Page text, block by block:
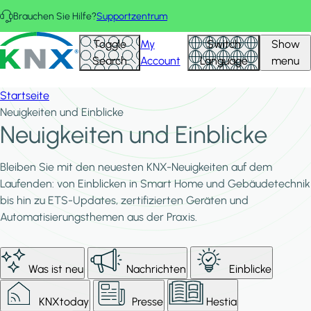
Direkt zum Inhalt
Brauchen Sie Hilfe?Supportzentrum
KNX - Homepage Toggle
Search
My
Account
Switch
Language
Show
menu
Startseite
Neuigkeiten und Einblicke
Neuigkeiten und Einblicke
Bleiben Sie mit den neuesten KNX-Neuigkeiten auf dem
Laufenden: von Einblicken in Smart Home und Gebäudetechnik
bis hin zu ETS-Updates, zertifizierten Geräten und
Automatisierungsthemen aus der Praxis.
Was ist neu Nachrichten Einblicke
KNXtoday Presse Hestia